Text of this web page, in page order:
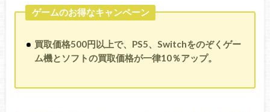
ゲームのお得なキャンペーン
買取価格500円以上で、PS5、Switchをのぞくゲー
ム機とソフトの買取価格が一律10％アップ。